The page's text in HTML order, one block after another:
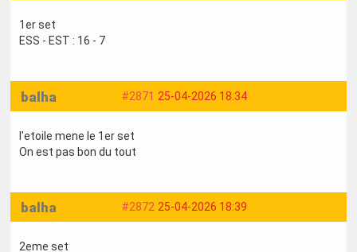
1er set
ESS - EST : 16 - 7
#2871 25-04-2026 18:34
balha
l'etoile mene le 1er set
On est pas bon du tout
#2872 25-04-2026 18:39
balha
2eme set